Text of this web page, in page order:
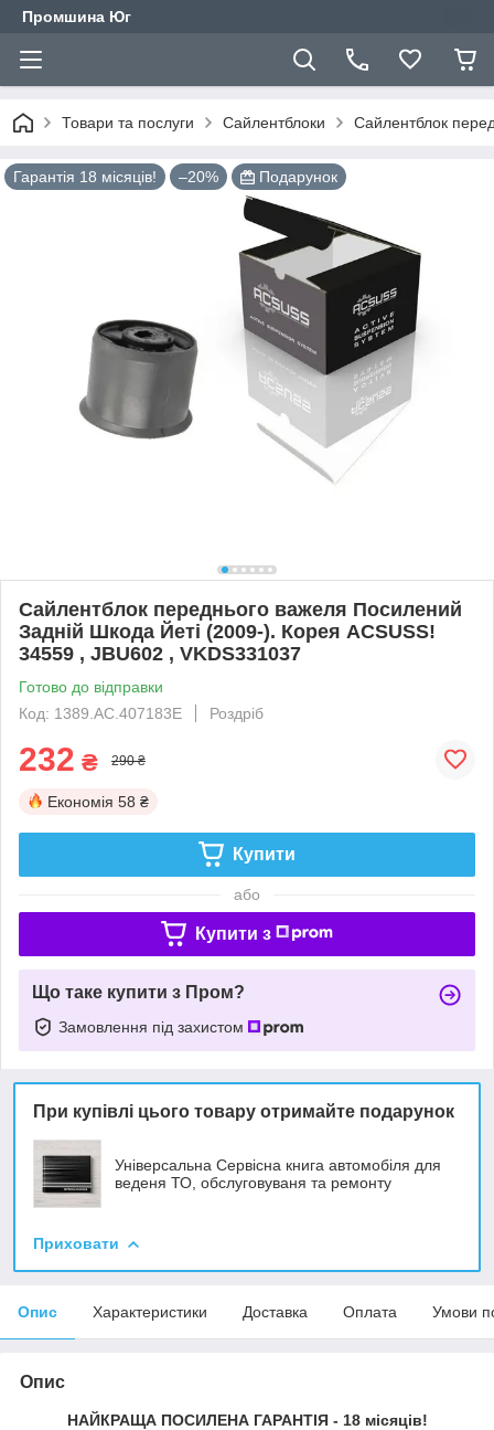
Промшина Юг
Товари та послуги Сайлентблоки Сайлентблок
Гарантія 18 місяців! –20% Подарунок
Сайлентблок переднього важеля Посилений
Задній Шкода Йеті (2009-). Корея ACSUSS!
34559 , JBU602 , VKDS331037
Готово до відправки
Код: 1389.AC.407183E
Роздріб
232 ₴ 290 ₴
Економія 58 ₴
Купити
або
Купити з
Що таке купити з Пром?
Замовлення під захистом
При купівлі цього товару отримайте подарунок
Універсальна Сервісна книга автомобіля для
веденя ТО, обслуговуваня та ремонту
Приховати
Опис Характеристики Доставка Оплата Умови
Опис
НАЙКРАЩА ПОСИЛЕНА ГАРАНТІЯ - 18 місяців!